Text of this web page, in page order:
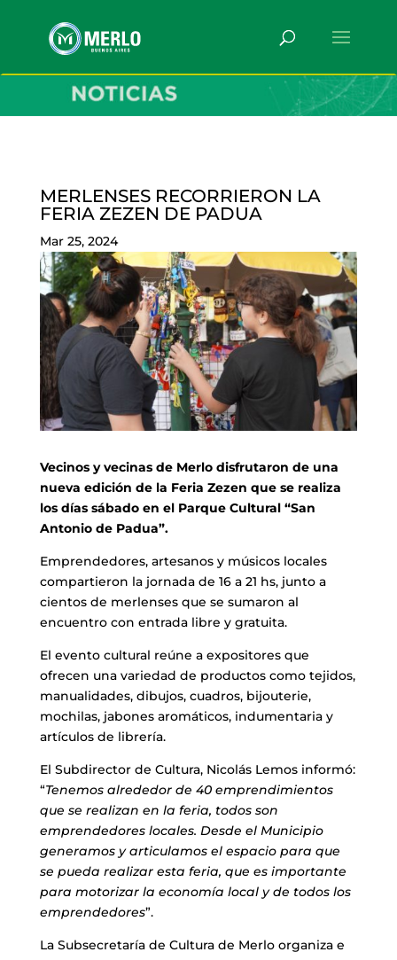
MERLENSES RECORRIERON LA
FERIA ZEZEN DE PADUA
Mar 25, 2024
Vecinos y vecinas de Merlo disfrutaron de una
nueva edición de la Feria Zezen que se realiza
los días sábado en el Parque Cultural “San
Antonio de Padua”.
Emprendedores, artesanos y músicos locales
compartieron la jornada de 16 a 21 hs, junto a
cientos de merlenses que se sumaron al
encuentro con entrada libre y gratuita.
El evento cultural reúne a expositores que
ofrecen una variedad de productos como tejidos,
manualidades, dibujos, cuadros, bijouterie,
mochilas, jabones aromáticos, indumentaria y
artículos de librería.
El Subdirector de Cultura, Nicolás Lemos informó:
“Tenemos alrededor de 40 emprendimientos
que se realizan en la feria, todos son
emprendedores locales. Desde el Municipio
generamos y articulamos el espacio para que
se pueda realizar esta feria, que es importante
para motorizar la economía local y de todos los
emprendedores”.
La Subsecretaría de Cultura de Merlo organiza e